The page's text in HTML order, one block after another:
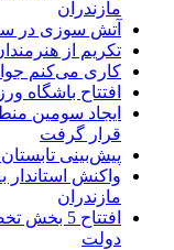
مازندران
آتش سوزی در
تکریم از
کاری می‌کنم
افتتاح باشگاه
ایجاد سومین
قرار گرفت
پیش‌بینی
واکنش استاندار
مازندران
افتتاح 5
دولت